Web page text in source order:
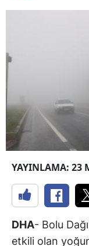
YAYINLAMA: 23
DHA- Bolu
etkili olan